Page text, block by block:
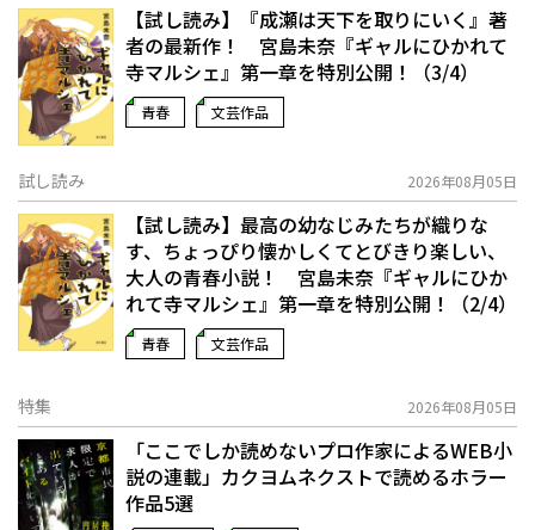
【試し読み】『成瀬は天下を取りにいく』著
者の最新作！ 宮島未奈『ギャルにひかれて
寺マルシェ』第一章を特別公開！（3/4）
青春 文芸作品
試し読み 2026年08月05日
【試し読み】最高の幼なじみたちが織りな
す、ちょっぴり懐かしくてとびきり楽しい、
大人の青春小説！ 宮島未奈『ギャルにひか
れて寺マルシェ』第一章を特別公開！（2/4）
青春 文芸作品
特集 2026年08月05日
「ここでしか読めないプロ作家によるWEB小
説の連載」――カクヨムネクストで読めるホラー
作品5選